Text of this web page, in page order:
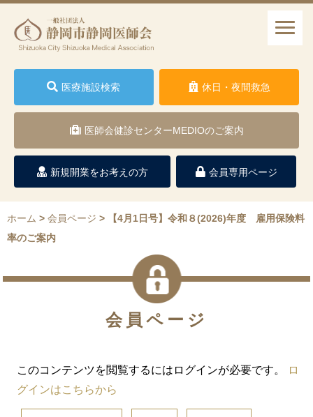
新規開業をお考えの方 会員専用ページ
医療施設検索 休日・夜間救急
医師会健診センターMEDIOのご案内
ホーム > 会員ページ >
【4月1日号】令和８(2026)年度 雇用保険料
率のご案内
会員ページ
このコンテンツを閲覧するにはログインが必要です。
ロ
グインはこちらから